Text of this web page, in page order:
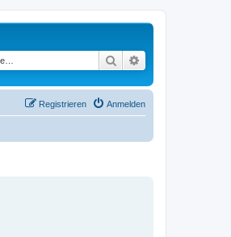
Suche
Anmelden
Registrieren